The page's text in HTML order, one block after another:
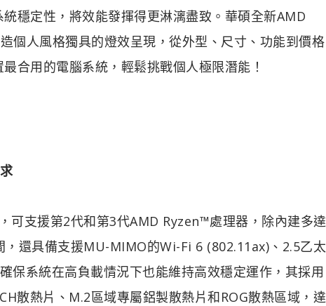
穩定性，將效能發揮得更淋漓盡致。華碩全新AMD
個人風格獨具的燈效呈現，從外型、尺寸、功能到價格
合用的電腦系統，輕鬆挑戰個人極限潛能！
支援第2代和第3代AMD Ryzen™處理器，除內建多達
還具備支援MU-MIMO的Wi-Fi 6 (802.11ax)、2.5乙太
系統在高負載情況下也能維持高效穩定運作，其採用
散熱片、M.2區域專屬鋁製散熱片和ROG散熱區域，達